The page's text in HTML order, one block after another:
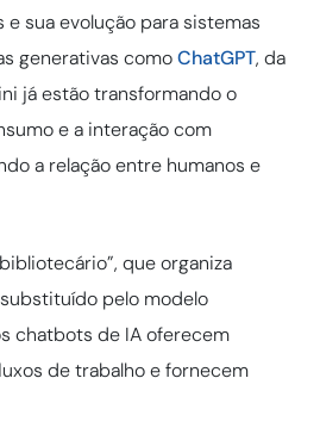
sua evolução para sistemas
generativas comoChatGPT, da
já estão transformando o
e a interação com
a relação entre humanos e
que organiza
pelo modelo
chatbots de IA oferecem
de trabalho e fornecem